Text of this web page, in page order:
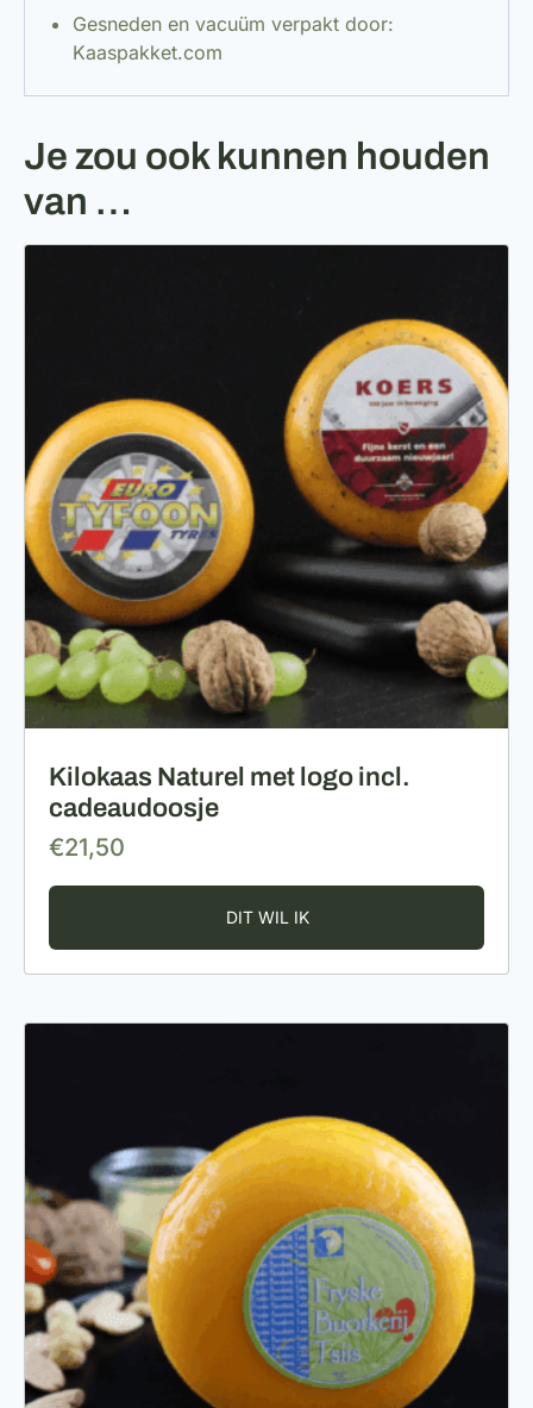
Gesneden en vacuüm verpakt door:
Kaaspakket.com
Je zou ook kunnen houden
van …
Kilokaas Naturel met logo incl.
cadeaudoosje
€21,50